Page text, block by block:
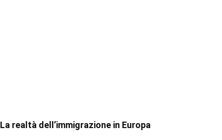
La realtà dell’immigrazione in Europa